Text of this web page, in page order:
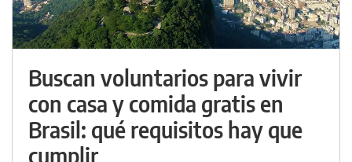
Buscan voluntarios para vivir
con casa y comida gratis en
Brasil: qué requisitos hay que
cumplir